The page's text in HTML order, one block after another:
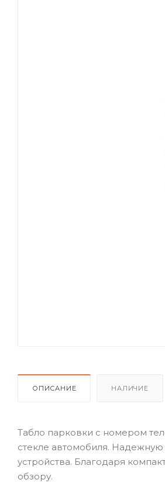
ОПИСАНИЕ НАЛИЧИЕ
Табло парковки с номером
стекле автомобиля.
устройства. Благодаря
обзору.